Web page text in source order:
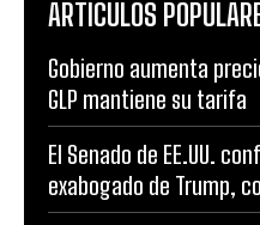
ARTICULOS
Gobierno aumenta
GLP mantiene su tarifa
El Senado de EE.UU.
exabogado de Trump,